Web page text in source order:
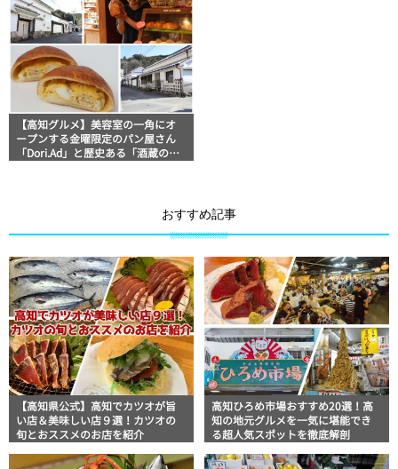
【高知グルメ】美容室の一角にオ
ープンする金曜限定のパン屋さん
「Dori.Ad」と歴史ある「酒蔵の
おすすめ記事
【高知県公式】高知でカツオが旨
い店＆美味しい店９選！カツオの
旬とおススメのお店を紹介
高知ひろめ市場おすすめ20選！高
知の地元グルメを一気に堪能でき
る超人気スポットを徹底解剖